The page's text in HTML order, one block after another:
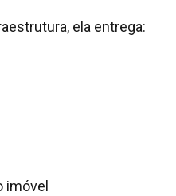
ela entrega:
imóvel